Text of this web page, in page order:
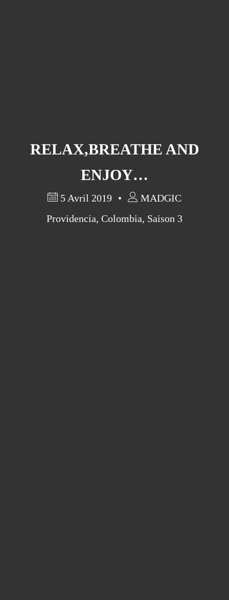
RELAX,BREATHE AND
ENJOY…
5 Avril 2019
MADGIC
Providencia, Colombia, Saison 3